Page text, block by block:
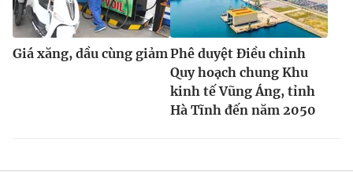
Giá xăng, dầu cùng giảmPhê duyệt Điều chỉnh
Quy hoạch chung Khu
kinh tế Vũng Áng, tỉnh
Hà Tĩnh đến năm 2050